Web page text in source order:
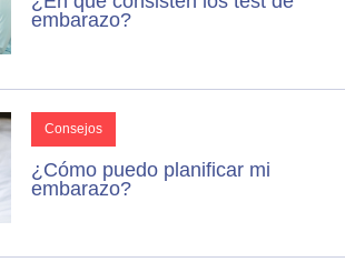
embarazo?
Consejos
¿Cómo puedo planificar mi
embarazo?